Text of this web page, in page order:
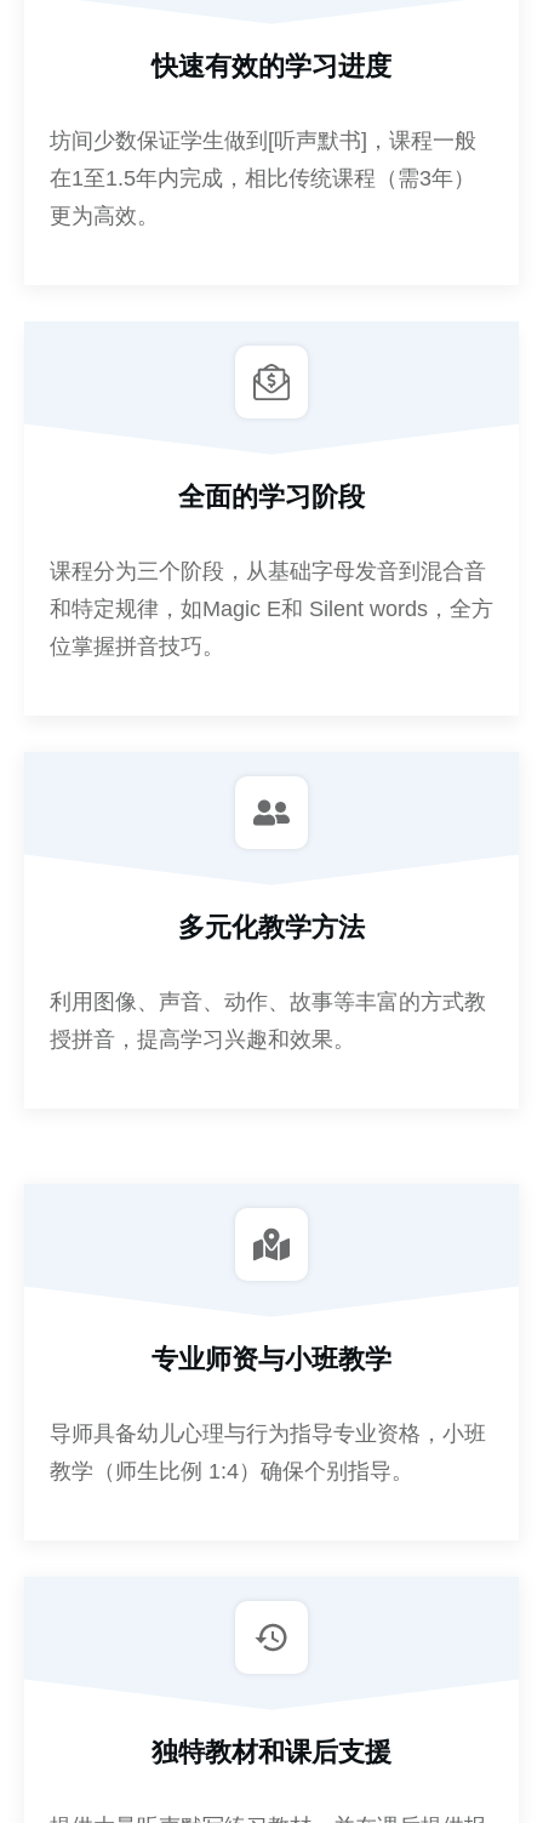
快速有效的学习进度
坊间少数保证学生做到[听声默书]，课程一般
在1至1.5年内完成，相比传统课程（需3年）
更为高效。
全面的学习阶段
课程分为三个阶段，从基础字母发音到混合音
和特定规律，如Magic E和 Silent words，全方
位掌握拼音技巧。
多元化教学方法
利用图像、声音、动作、故事等丰富的方式教
授拼音，提高学习兴趣和效果。
专业师资与小班教学
导师具备幼儿心理与行为指导专业资格，小班
教学（师生比例 1:4）确保个别指导。
独特教材和课后支援